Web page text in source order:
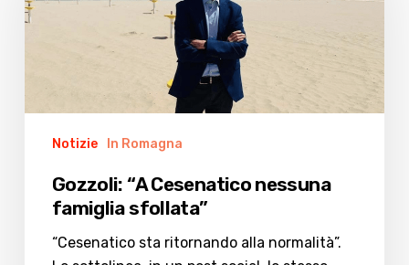
nessuna
sfollata”
Notizie In Romagna
Gozzoli: “A Cesenatico nessuna
famiglia sfollata”
“Cesenatico sta ritornando alla normalità”.